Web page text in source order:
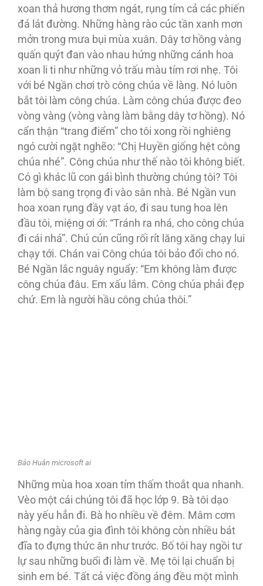
xoan thả hương thơm ngát, rụng tím cả các phiến
đá lát đường. Những hàng rào cúc tần xanh mơn
mởn trong mưa bụi mùa xuân. Dây tơ hồng vàng
quấn quýt đan vào nhau hứng những cánh hoa
xoan li ti như những vỏ trấu màu tím rơi nhẹ. Tôi
với bé Ngần chơi trò công chúa về làng. Nó luôn
bắt tôi làm công chúa. Làm công chúa được đeo
vòng vàng (vòng vàng làm bằng dây tơ hồng). Nó
cẩn thận “trang điểm” cho tôi xong rồi nghiêng
ngó cười ngặt nghẽo: “Chị Huyền giống hệt công
chúa nhé”. Công chúa như thế nào tôi không biết.
Có gì khác lũ con gái bình thường chúng tôi? Tôi
làm bộ sang trọng đi vào sân nhà. Bé Ngần vun
hoa xoan rụng đầy vạt áo, đi sau tung hoa lên
đầu tôi, miệng ơi ới: “Tránh ra nhá, cho công chúa
đi cái nhá”. Chú cún cũng rối rít lăng xăng chạy lui
chạy tới. Chán vai Công chúa tôi bảo đổi cho nó.
Bé Ngần lắc nguây nguẩy: “Em không làm được
công chúa đâu. Em xấu lắm. Công chúa phải đẹp
chứ. Em là người hầu công chúa thôi.”
Bảo Huân microsoft ai
Những mùa hoa xoan tím thấm thoắt qua nhanh.
Vèo một cái chúng tôi đã học lớp 9. Bà tôi dạo
này yếu hẳn đi. Bà ho nhiều về đêm. Mâm cơm
hàng ngày của gia đình tôi không còn nhiều bát
đĩa to đựng thức ăn như trước. Bố tôi hay ngồi tư
lự sau những buổi đi làm về. Mẹ tôi lại chuẩn bị
sinh em bé. Tất cả việc đồng áng đều một mình